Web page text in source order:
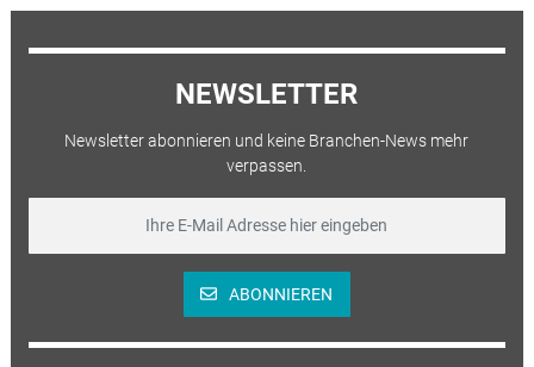
NEWSLETTER
Newsletter abonnieren und keine Branchen-News mehr
verpassen.
ABONNIEREN